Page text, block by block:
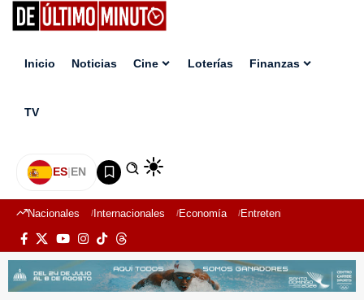
Inicio Noticias Cine Loterías Finanzas
TV
ES|EN
Nacionales Internacionales Economía Entretenimiento